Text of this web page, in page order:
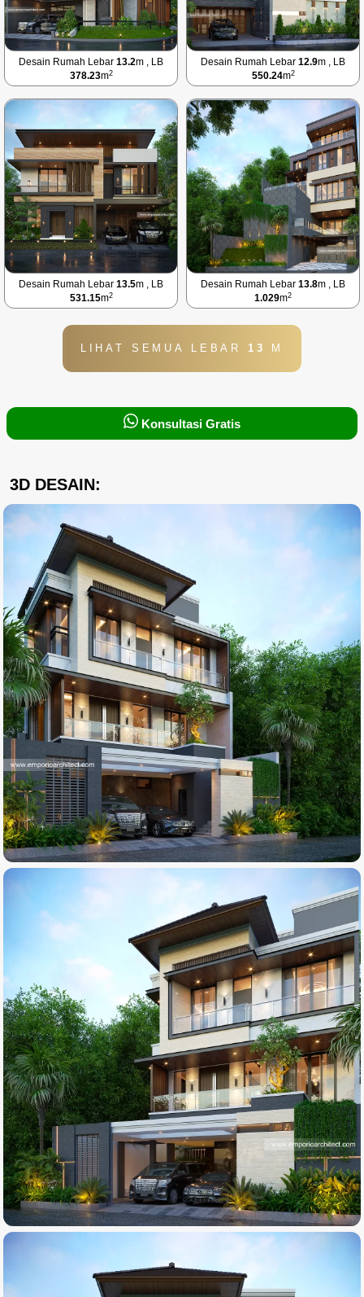
Desain Rumah Lebar 13.2m , LB
378.23m2
Desain Rumah Lebar 12.9m , LB
550.24m2
Desain Rumah Lebar 13.5m , LB
531.15m2
Desain Rumah Lebar 13.8m , LB
1.029m2
LIHAT SEMUA LEBAR 13 M
Konsultasi Gratis
3D DESAIN: